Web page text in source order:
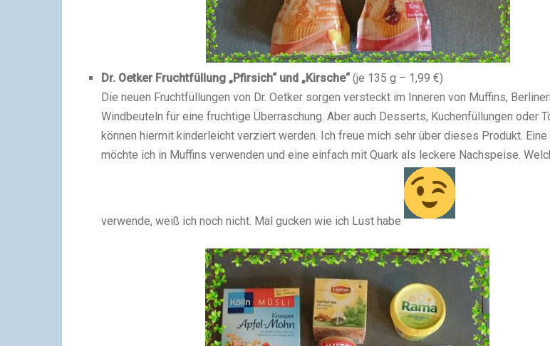
Dr. Oetker Fruchtfüllung „Pfirsich“ und „Kirsche“(je 135 g – 1,99 €)
Die neuen Fruchtfüllungen von Dr. Oetker sorgen versteckt im Inneren von Muffins,
Windbeuteln für eine fruchtige Überraschung. Aber auch Desserts, Kuchenfüllungen oder
können hiermit kinderleicht verziert werden. Ich freue mich sehr über dieses Produkt. Eine
möchte ich in Muffins verwenden und eine einfach mit Quark als leckere Nachspeise.
verwende, weiß ich noch nicht. Mal gucken wie ich Lust habe